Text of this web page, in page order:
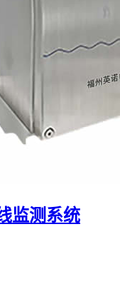
监测系统